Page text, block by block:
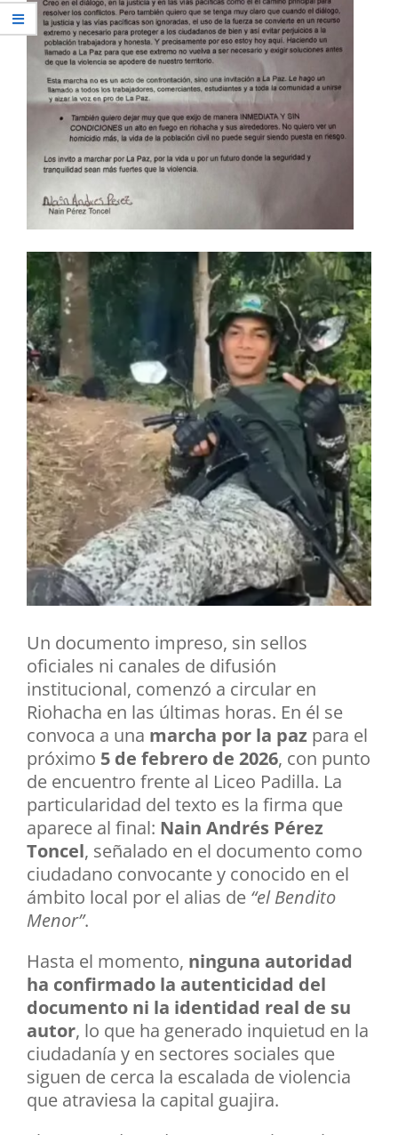
Un documento impreso, sin sellos
oficiales ni canales de difusión
institucional, comenzó a circular en
Riohacha en las últimas horas. En él se
convoca a una marcha por la paz para el
próximo 5 de febrero de 2026, con punto
de encuentro frente al Liceo Padilla. La
particularidad del texto es la firma que
aparece al final: Nain Andrés Pérez
Toncel, señalado en el documento como
ciudadano convocante y conocido en el
ámbito local por el alias de “el Bendito
Menor”.
Hasta el momento, ninguna autoridad
ha confirmado la autenticidad del
documento ni la identidad real de su
autor, lo que ha generado inquietud en la
ciudadanía y en sectores sociales que
siguen de cerca la escalada de violencia
que atraviesa la capital guajira.